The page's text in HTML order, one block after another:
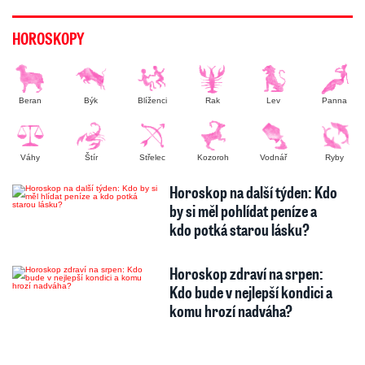
HOROSKOPY
Beran Býk Blíženci Rak Lev Panna
Váhy Štír Střelec Kozoroh Vodnář Ryby
Horoskop na další týden: Kdo
by si měl pohlídat peníze a
kdo potká starou lásku?
Horoskop zdraví na srpen:
Kdo bude v nejlepší kondici a
komu hrozí nadváha?